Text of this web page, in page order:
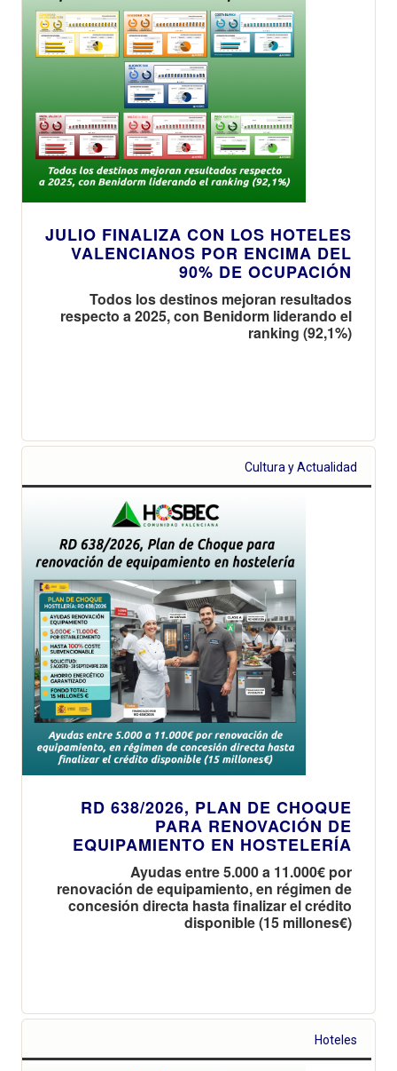
JULIO FINALIZA CON LOS HOTELES
VALENCIANOS POR ENCIMA DEL
90% DE OCUPACIÓN
Todos los destinos mejoran resultados
respecto a 2025, con Benidorm liderando el
ranking (92,1%)
Cultura y Actualidad
RD 638/2026, PLAN DE CHOQUE
PARA RENOVACIÓN DE
EQUIPAMIENTO EN HOSTELERÍA
Ayudas entre 5.000 a 11.000€ por
renovación de equipamiento, en régimen de
concesión directa hasta finalizar el crédito
disponible (15 millones€)
Hoteles